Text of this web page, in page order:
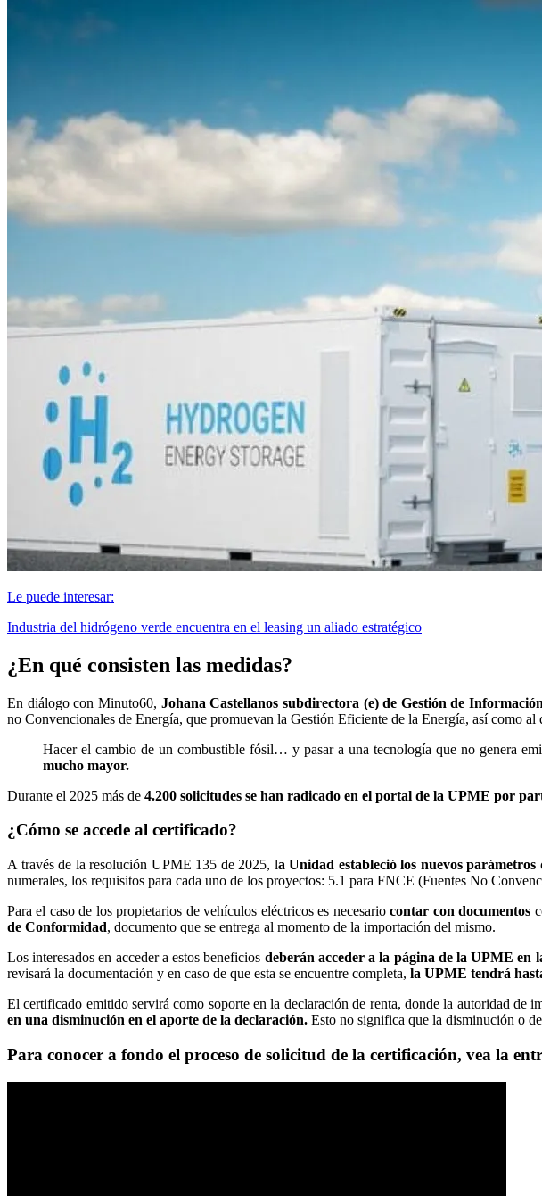
Le puede interesar:
Industria del hidrógeno verde encuentra en el leasing un aliado estratégico
¿En qué consisten las medidas?
En diálogo con Minuto60, Johana Castellanos subdirectora (e) de Gestión de
no Convencionales de Energía, que promuevan la Gestión Eficiente de la Energía, así como al
Hacer el cambio de un combustible fósil… y pasar a una tecnología que no genera
mucho mayor.
Durante el 2025 más de 4.200 solicitudes se han radicado en el portal de la UPME por
¿Cómo se accede al certificado?
A través de la resolución UPME 135 de 2025, la Unidad estableció los nuevos
numerales, los requisitos para cada uno de los proyectos: 5.1 para FNCE (Fuentes No
Para el caso de los propietarios de vehículos eléctricos es necesariocontar con documentos
de Conformidad, documento que se entrega al momento de la importación del mismo.
Los interesados en acceder a estos beneficios deberán acceder a la página de la UPME en
revisará la documentación y en caso de que esta se encuentre completa, la UPME tendrá
El certificado emitido servirá como soporte en la declaración de renta, donde la autoridad de
en una disminución en el aporte de la declaración. Esto no significa que la disminución o
Para conocer a fondo el proceso de solicitud de la certificación, vea la